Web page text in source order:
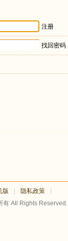
注册
找回密码
版 隐私政策
有 All Rights Reserved.